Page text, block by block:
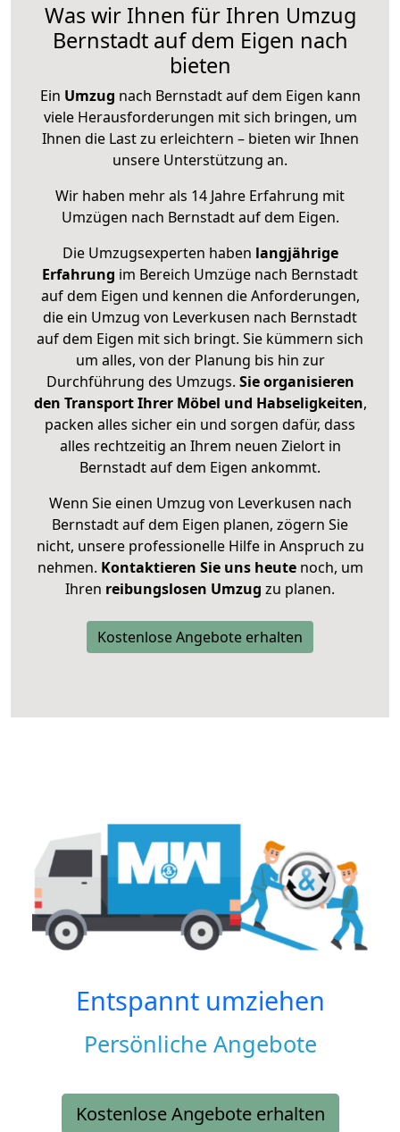
Was wir Ihnen für Ihren Umzug
Bernstadt auf dem Eigen nach
bieten
Ein Umzug nach Bernstadt auf dem Eigen kann
viele Herausforderungen mit sich bringen, um
Ihnen die Last zu erleichtern – bieten wir Ihnen
unsere Unterstützung an.
Wir haben mehr als 14 Jahre Erfahrung mit
Umzügen nach Bernstadt auf dem Eigen.
Die Umzugsexperten haben langjährige
Erfahrung im Bereich Umzüge nach Bernstadt
auf dem Eigen und kennen die Anforderungen,
die ein Umzug von Leverkusen nach Bernstadt
auf dem Eigen mit sich bringt. Sie kümmern sich
um alles, von der Planung bis hin zur
Durchführung des Umzugs. Sie organisieren
den Transport Ihrer Möbel und Habseligkeiten,
packen alles sicher ein und sorgen dafür, dass
alles rechtzeitig an Ihrem neuen Zielort in
Bernstadt auf dem Eigen ankommt.
Wenn Sie einen Umzug von Leverkusen nach
Bernstadt auf dem Eigen planen, zögern Sie
nicht, unsere professionelle Hilfe in Anspruch zu
nehmen. Kontaktieren Sie uns heutenoch, um
Ihren reibungslosen Umzug zu planen.
Kostenlose Angebote erhalten
Entspannt umziehen
Persönliche Angebote
Kostenlose Angebote erhalten